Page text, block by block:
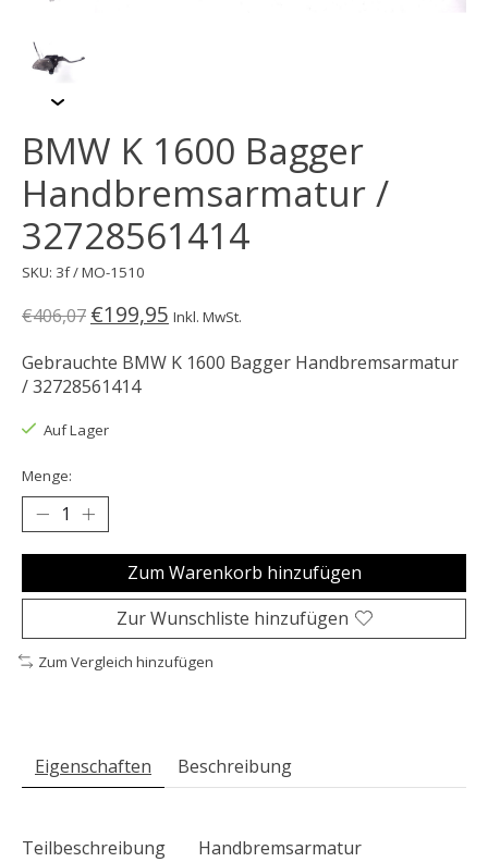
BMW K 1600 Bagger
Handbremsarmatur /
32728561414
SKU: 3f / MO-1510
€406,07 €199,95 Inkl. MwSt.
Gebrauchte BMW K 1600 Bagger Handbremsarmatur
/ 32728561414
Auf Lager
Menge:
Zum Warenkorb hinzufügen
Zur Wunschliste hinzufügen
Zum Vergleich hinzufügen
Eigenschaften Beschreibung
Teilbeschreibung Handbremsarmatur